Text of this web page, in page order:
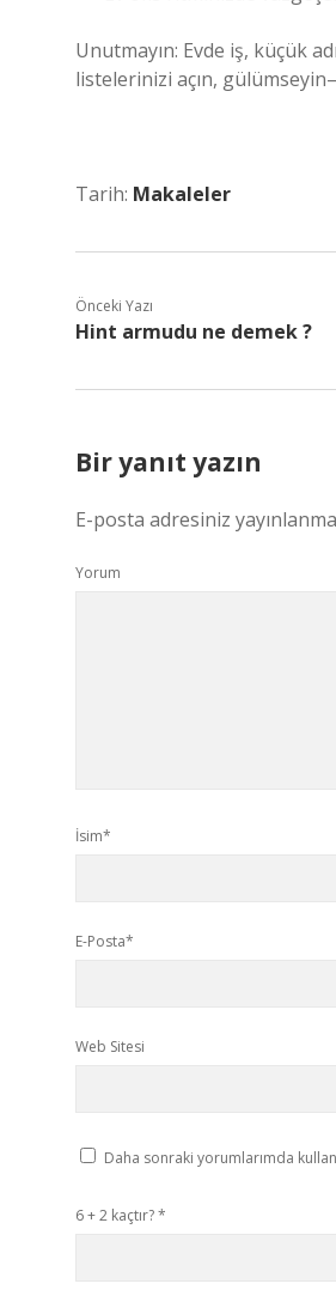
Unutmayın: Evde iş, küçük
listelerinizi açın,
Tarih: Makaleler
Önceki Yazı
Hint armudu ne demek ?
Bir yanıt yazın
E-posta adresiniz
Yorum
İsim*
E-Posta*
Web Sitesi
Daha sonraki yorumlarımda
6 + 2 kaçtır?*